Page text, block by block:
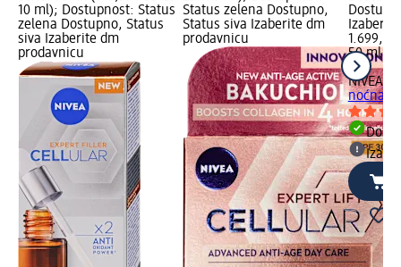
10 ml); Dostupnost: Status
zelena Dostupno, Status
siva Izaberite dm
prodavnicu
Status zelena Dostupno,
Status siva Izaberite dm
prodavnicu
1.699,00
50 ml
ml)
NIVEA
noćna